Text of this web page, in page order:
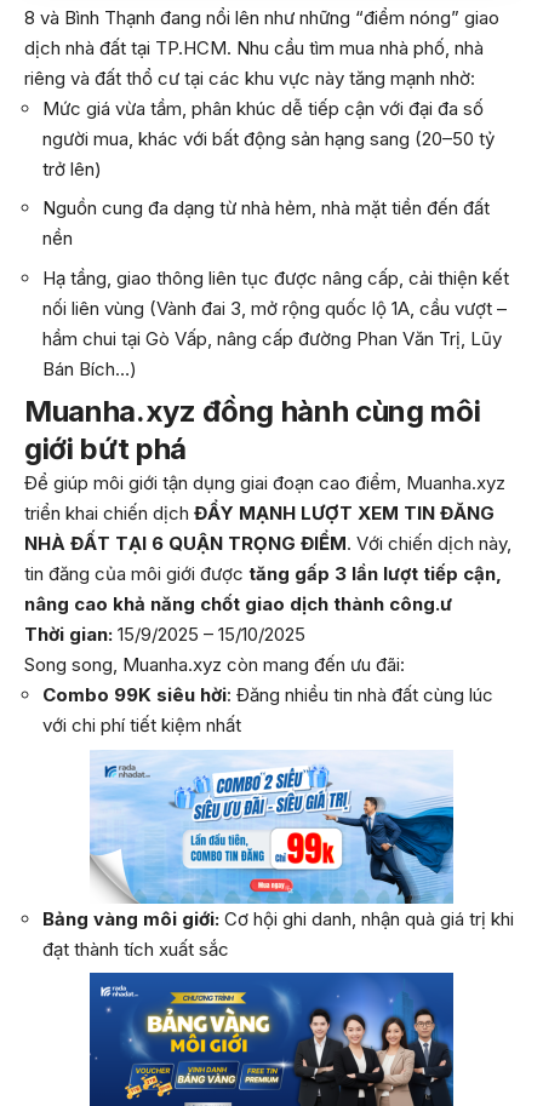
8 và Bình Thạnh đang nổi lên như những “điểm nóng” giao
dịch nhà đất tại TP.HCM. Nhu cầu tìm mua nhà phố, nhà
riêng và đất thổ cư tại các khu vực này tăng mạnh nhờ:
Mức giá vừa tầm, phân khúc dễ tiếp cận với đại đa số
người mua, khác với bất động sản hạng sang (20–50 tỷ
trở lên)
Nguồn cung đa dạng từ nhà hẻm, nhà mặt tiền đến đất
nền
Hạ tầng, giao thông liên tục được nâng cấp, cải thiện kết
nối liên vùng (Vành đai 3, mở rộng quốc lộ 1A, cầu vượt –
hầm chui tại Gò Vấp, nâng cấp đường Phan Văn Trị, Lũy
Bán Bích…)
Muanha.xyz đồng hành cùng môi
giới bứt phá
Để giúp môi giới tận dụng giai đoạn cao điểm, Muanha.xyz
triển khai chiến dịch ĐẨY MẠNH LƯỢT XEM TIN ĐĂNG
NHÀ ĐẤT TẠI 6 QUẬN TRỌNG ĐIỂM. Với chiến dịch này,
tin đăng của môi giới được tăng gấp 3 lần lượt tiếp cận,
nâng cao khả năng chốt giao dịch thành công.ư
Thời gian: 15/9/2025 – 15/10/2025
Song song, Muanha.xyz còn mang đến ưu đãi:
Combo 99K siêu hời: Đăng nhiều tin nhà đất cùng lúc
với chi phí tiết kiệm nhất
Bảng vàng môi giới: Cơ hội ghi danh, nhận quà giá trị khi
đạt thành tích xuất sắc